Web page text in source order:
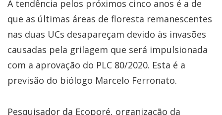
A tendência pelos próximos cinco anos é a de
que as últimas áreas de floresta remanescentes
nas duas UCs desapareçam devido às invasões
causadas pela grilagem que será impulsionada
com a aprovação do PLC 80/2020. Esta é a
previsão do biólogo Marcelo Ferronato.
Pesquisador da Ecoporé, organização da